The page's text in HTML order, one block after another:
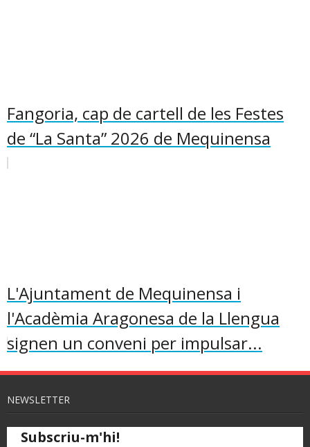
Fangoria, cap de cartell de les Festes
de “La Santa” 2026 de Mequinensa
L'Ajuntament de Mequinensa i
l'Acadèmia Aragonesa de la Llengua
signen un conveni per impulsar...
NEWSLETTER
Subscriu-m'hi!